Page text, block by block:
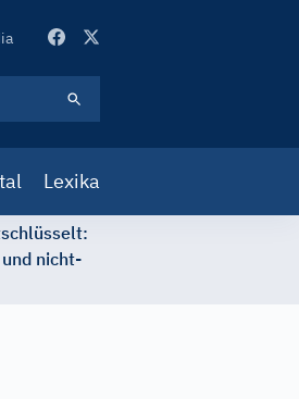
Lexika
nicht-